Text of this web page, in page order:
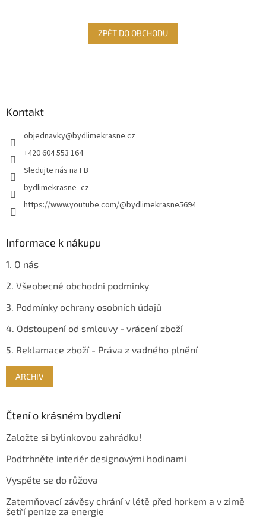
ZPĚT DO OBCHODU
Kontakt
objednavky@bydlimekrasne.cz
+420 604 553 164
Sledujte nás na FB
bydlimekrasne_cz
https://www.youtube.com/@bydlimekrasne5694
Informace k nákupu
1. O nás
2. Všeobecné obchodní podmínky
3. Podmínky ochrany osobních údajů
4. Odstoupení od smlouvy - vrácení zboží
5. Reklamace zboží - Práva z vadného plnění
ARCHIV
Čtení o krásném bydlení
Založte si bylinkovou zahrádku!
Podtrhněte interiér designovými hodinami
Vyspěte se do růžova
Zatemňovací závěsy chrání v létě před horkem a v zimě
šetří peníze za energie